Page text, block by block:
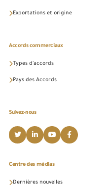
Exportations et origine
Accords commerciaux
Types d'accords
Pays des Accords
Suivez-nous
Centre des médias
Dernières nouvelles